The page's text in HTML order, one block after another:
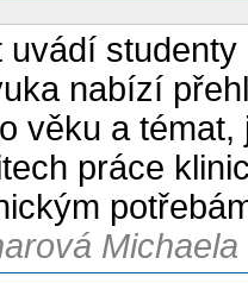
uvádí
nabízí
věku a
práce